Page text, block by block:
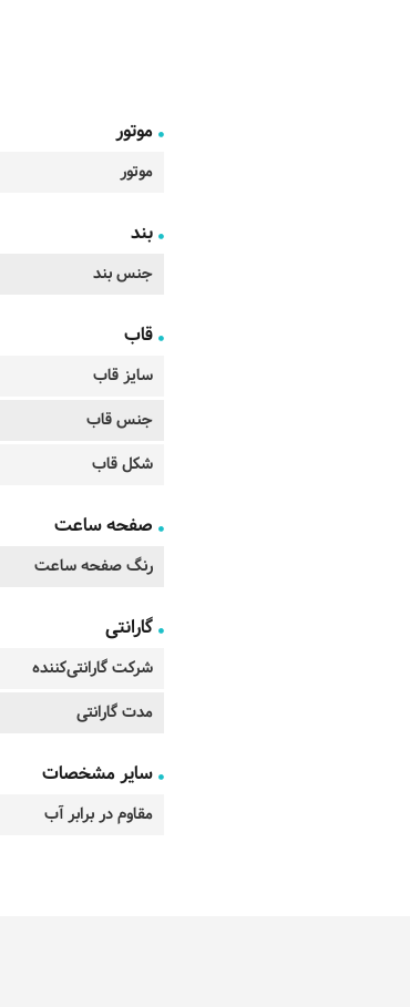
موتور
موتور
بند
جنس بند
قاب
سایز قاب
جنس قاب
شکل قاب
صفحه ساعت
رنگ صفحه ساعت
گارانتی
شرکت گارانتی‌کننده
مدت گارانتی
سایر مشخصات
مقاوم در برابر آب